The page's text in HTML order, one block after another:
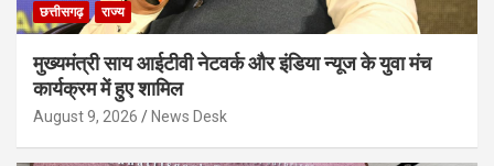
छत्तीसगढ़ राज्य
मुख्यमंत्री साय आईटीवी नेटवर्क और इंडिया न्यूज के युवा मंच
कार्यक्रम में हुए शामिल
August 9, 2026 News Desk